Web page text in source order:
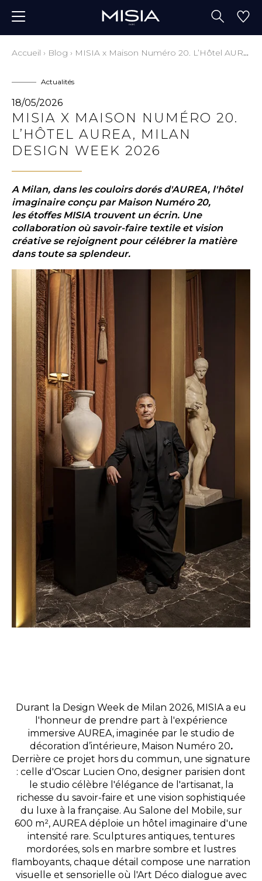
Accueil › Blog › MISIA x Maison Numéro 20. L’Hôtel AUREA, Milan Design Week 2026
Actualités
18/05/2026
MISIA X MAISON NUMÉRO 20.
L’HÔTEL AUREA, MILAN
DESIGN WEEK 2026
A Milan, dans les couloirs dorés d'AUREA, l'hôtel
imaginaire conçu par Maison Numéro 20,
lesétoffes MISIA trouvent un écrin. Une
collaboration où savoir-faire textile et vision
créativese rejoignent pour célébrer la matière
dans toute sa splendeur.
Durant la Design Week de Milan 2026, MISIA a eu
l'honneur de prendre part à l'expérience
immersive AUREA, imaginée par le studio de
décoration d’intérieure, Maison Numéro 20.
Derrière ce projet hors du commun, une signature
: celle d'Oscar Lucien Ono, designer parisien dont
le studio célèbre l'élégance de l'artisanat, la
richesse du savoir-faire et une vision sophistiquée
du luxe à la française. Au Salone del Mobile, sur
600 m², AUREA déploie un hôtel imaginaire d'une
intensité rare. Sculptures antiques, tentures
mordorées, sols en marbre sombre et lustres
flamboyants, chaque détail compose une narration
visuelle et sensorielle où l'Art Déco dialogue avec